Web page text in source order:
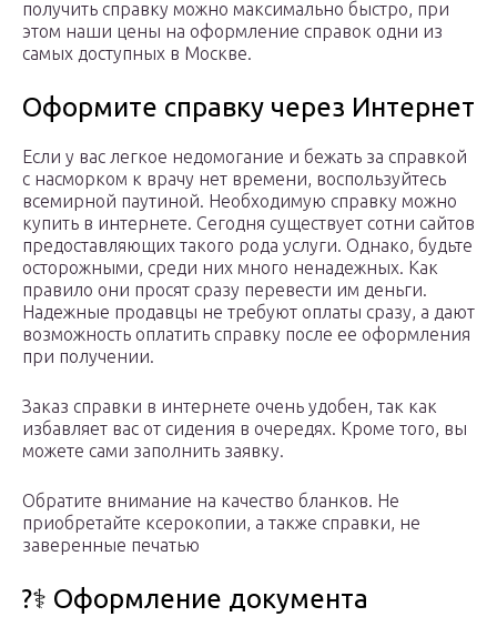
получить справку можно максимально быстро, при
этом наши цены на оформление справок одни из
самых доступных в Москве.
Оформите справку через Интернет
Если у вас легкое недомогание и бежать за справкой
с насморком к врачу нет времени, воспользуйтесь
всемирной паутиной. Необходимую справку можно
купить в интернете. Сегодня существует сотни сайтов
предоставляющих такого рода услуги. Однако, будьте
осторожными, среди них много ненадежных. Как
правило они просят сразу перевести им деньги.
Надежные продавцы не требуют оплаты сразу, а дают
возможность оплатить справку после ее оформления
при получении.
Заказ справки в интернете очень удобен, так как
избавляет вас от сидения в очередях. Кроме того, вы
можете сами заполнить заявку.
Обратите внимание на качество бланков. Не
приобретайте ксерокопии, а также справки, не
заверенные печатью
?‍⚕️ Оформление документа